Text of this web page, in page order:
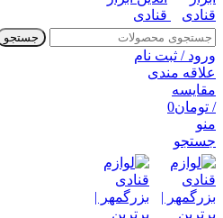
جستجو
ورود / ثبت نام
علاقه مندی
مقایسه
/ تومان0
منو
جستجو